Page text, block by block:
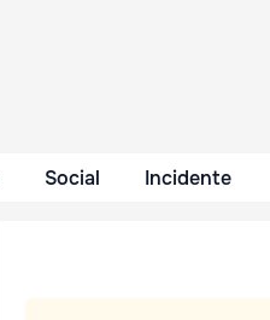
Social Incidente